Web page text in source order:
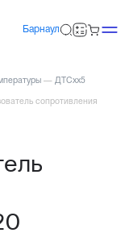
Барнаул
— ДТСхх5
сопротивления